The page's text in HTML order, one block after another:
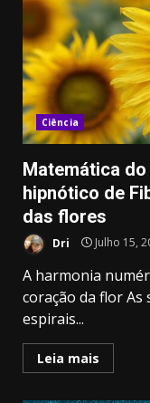
Ciência
Matemática
hipnótico de
das flores
Dri Julho 15,
A harmonia
coração da flor As
espirais...
Leia mais